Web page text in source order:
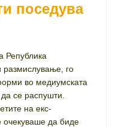
поседува
Република
размислување, го
во медиумската
се распушти.
на екс-
очекуваше да биде